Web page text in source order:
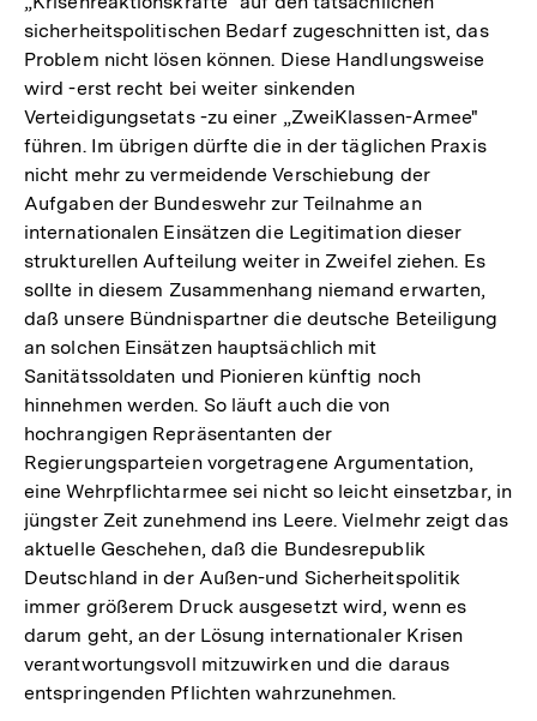
sicherheitspolitischen Bedarf zugeschnitten ist, das
Problem nicht lösen können. Diese Handlungsweise
wird -erst recht bei weiter sinkenden
Verteidigungsetats -zu einer „ZweiKlassen-Armee"
führen. Im übrigen dürfte die in der täglichen Praxis
nicht mehr zu vermeidende Verschiebung der
Aufgaben der Bundeswehr zur Teilnahme an
internationalen Einsätzen die Legitimation dieser
strukturellen Aufteilung weiter in Zweifel ziehen. Es
sollte in diesem Zusammenhang niemand erwarten,
daß unsere Bündnispartner die deutsche Beteiligung
an solchen Einsätzen hauptsächlich mit
Sanitätssoldaten und Pionieren künftig noch
hinnehmen werden. So läuft auch die von
hochrangigen Repräsentanten der
Regierungsparteien vorgetragene Argumentation,
eine Wehrpflichtarmee sei nicht so leicht einsetzbar, in
jüngster Zeit zunehmend ins Leere. Vielmehr zeigt das
aktuelle Geschehen, daß die Bundesrepublik
Deutschland in der Außen-und Sicherheitspolitik
immer größerem Druck ausgesetzt wird, wenn es
darum geht, an der Lösung internationaler Krisen
verantwortungsvoll mitzuwirken und die daraus
entspringenden Pflichten wahrzunehmen.